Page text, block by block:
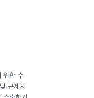
위한 수
규제지